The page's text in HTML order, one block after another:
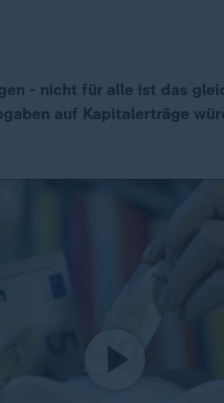
- nicht für alle ist das
auf Kapitalerträge